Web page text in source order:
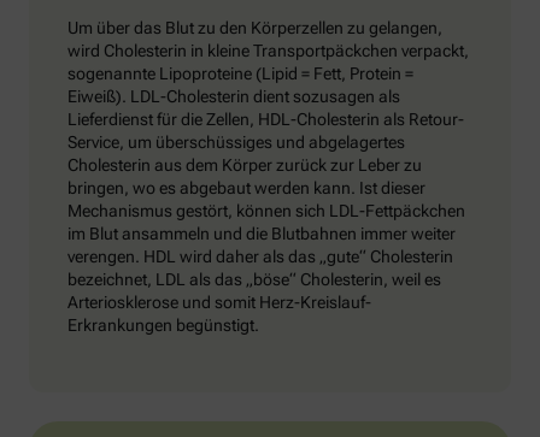
Um über das Blut zu den Körperzellen zu gelangen,
wird Cholesterin in kleine Transportpäckchen verpackt,
sogenannte Lipoproteine (Lipid = Fett, Protein =
Eiweiß). LDL-Cholesterin dient sozusagen als
Lieferdienst für die Zellen, HDL-Cholesterin als Retour-
Service, um überschüssiges und abgelagertes
Cholesterin aus dem Körper zurück zur Leber zu
bringen, wo es abgebaut werden kann. Ist dieser
Mechanismus gestört, können sich LDL-Fettpäckchen
im Blut ansammeln und die Blutbahnen immer weiter
verengen. HDL wird daher als das „gute“ Cholesterin
bezeichnet, LDL als das „böse“ Cholesterin, weil es
Arteriosklerose und somit Herz-Kreislauf-
Erkrankungen begünstigt.